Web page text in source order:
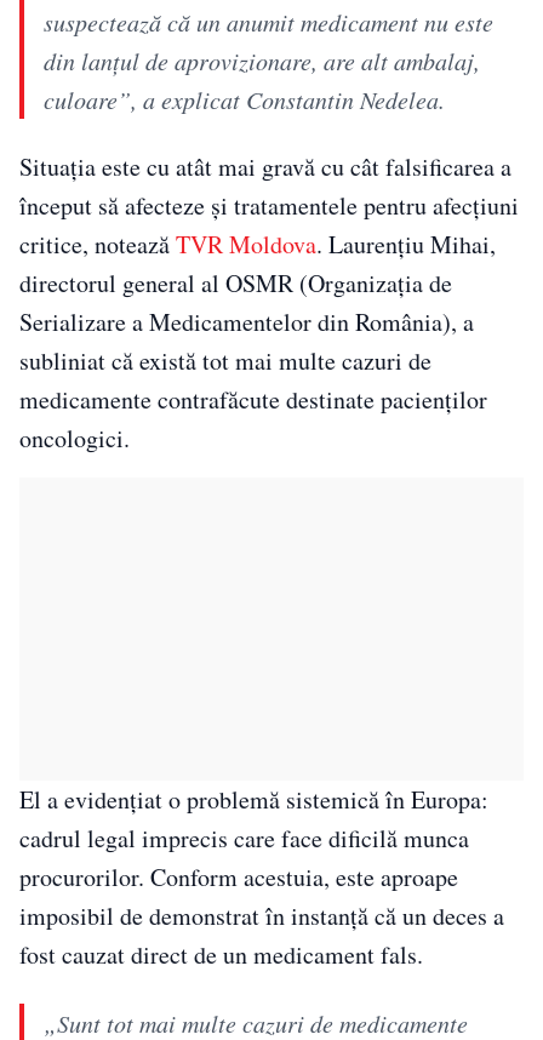
suspectează că un anumit medicament nu este
din lanţul de aprovizionare, are alt ambalaj,
culoare”, a explicat Constantin Nedelea.
Situația este cu atât mai gravă cu cât falsificarea a
început să afecteze și tratamentele pentru afecțiuni
critice, noteazăTVR Moldova. Laurențiu Mihai,
directorul general al OSMR (Organizația de
Serializare a Medicamentelor din România), a
subliniat că există tot mai multe cazuri de
medicamente contrafăcute destinate pacienților
oncologici.
El a evidențiat o problemă sistemică în Europa:
cadrul legal imprecis care face dificilă munca
procurorilor. Conform acestuia, este aproape
imposibil de demonstrat în instanță că un deces a
fost cauzat direct de un medicament fals.
„Sunt tot mai multe cazuri de medicamente